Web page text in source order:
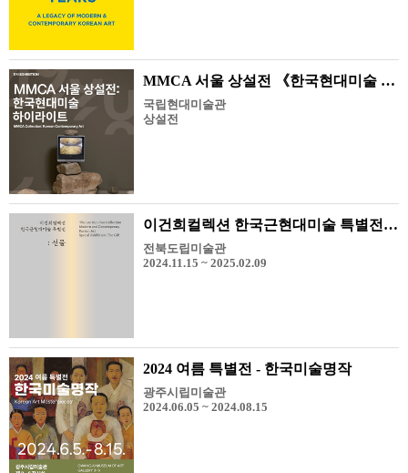
MMCA 서울 상설전 《한국현대미술 하이라이트》
국립현대미술관
상설전
이건희컬렉션 한국근현대미술 특별전: 선물
전북도립미술관
2024.11.15 ~ 2025.02.09
2024 여름 특별전 - 한국미술명작
광주시립미술관
2024.06.05 ~ 2024.08.15